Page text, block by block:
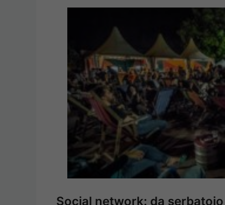
Social network: da